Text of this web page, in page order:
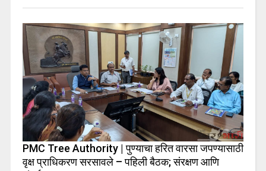
PMC Tree Authority | पुण्याचा हरित वारसा जपण्यासाठी
वृक्ष प्राधिकरण सरसावले – पहिली बैठक; संरक्षण आणि